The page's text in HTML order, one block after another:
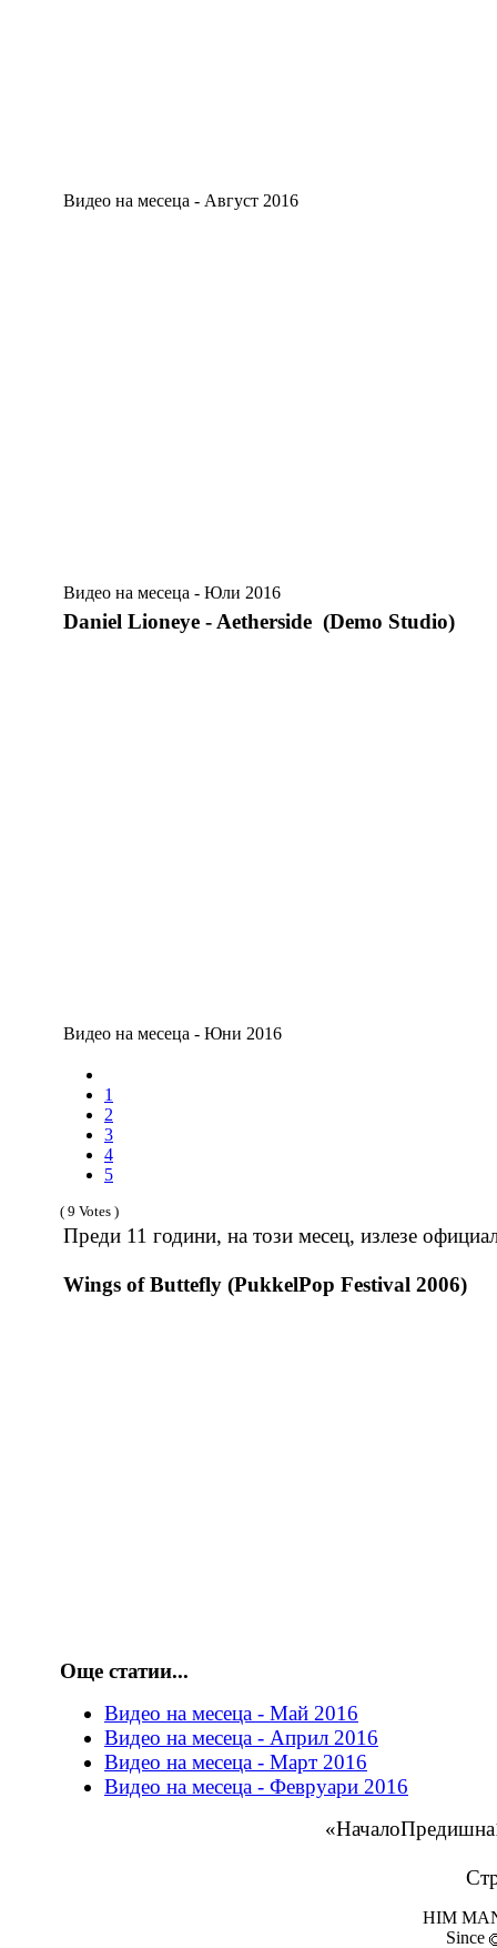
Видео на месеца - Август 2016
Видео на месеца - Юли 2016
Daniel Lioneye - Aetherside (Demo Studio)
Видео на месеца - Юни 2016
1
2
3
4
5
( 9 Votes )
Преди 11 години, на този месец, излезе
Wings of Buttefly (PukkelPop Festival 2006)
Още статии...
Видео на месеца - Май 2016
Видео на месеца - Април 2016
Видео на месеца - Март 2016
Видео на месеца - Февруари 2016
«НачалоПредишна
HIM
Since